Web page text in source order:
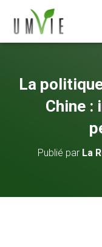
La
Chine :
Publié par La